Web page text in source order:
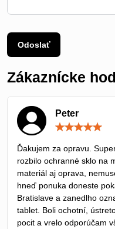
Odoslať
Zákaznícke
Peter
Ďakujem za opravu.
rozbilo ochranné sklo na
materiál aj oprava,
hneď ponuka doneste
Bratislave a zanedlho
tablet. Boli ochotní,
pocit a vrelo odporúčam